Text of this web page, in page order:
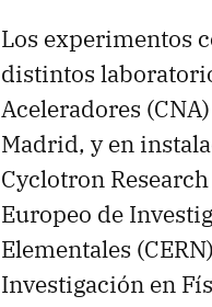
Los experimentos
distintos
Aceleradores
Madrid, y en
Cyclotron
Europeo de
Elementales
Investigación en